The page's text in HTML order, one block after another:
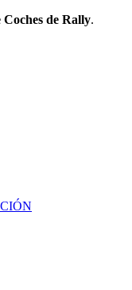
Coches de Rally.